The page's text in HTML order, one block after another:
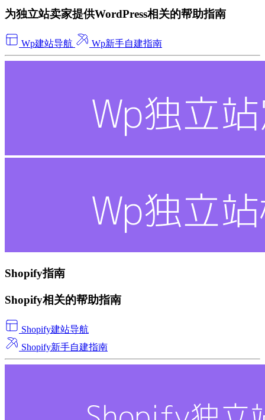
为独立站卖家提供WordPress相关的帮助指南
Wp建站导航 Wp新手自建指南
Shopify指南
Shopify相关的帮助指南
Shopify建站导航
Shopify新手自建指南